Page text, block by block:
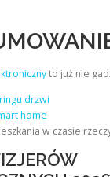
to już nie
drzwi
home
w czasie